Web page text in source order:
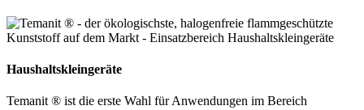
Haushaltskleingeräte
Temanit ® ist die erste Wahl für Anwendungen im Bereich